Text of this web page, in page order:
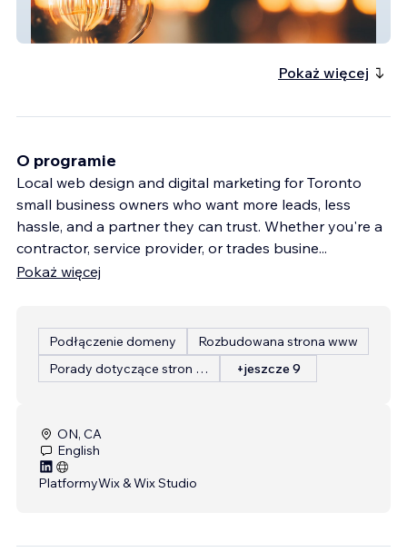
Electrical Contractor Website
Pokaż więcej
O programie
Local web design and digital marketing for Toronto
small business owners who want more leads, less
hassle, and a partner they can trust. Whether you're a
contractor, service provider, or trades busine...
Pokaż więcej
Podłączenie domeny
Rozbudowana strona www
Porady dotyczące stron internetowych
+jeszcze 9
ON, CA
English
PlatformyWix & Wix Studio